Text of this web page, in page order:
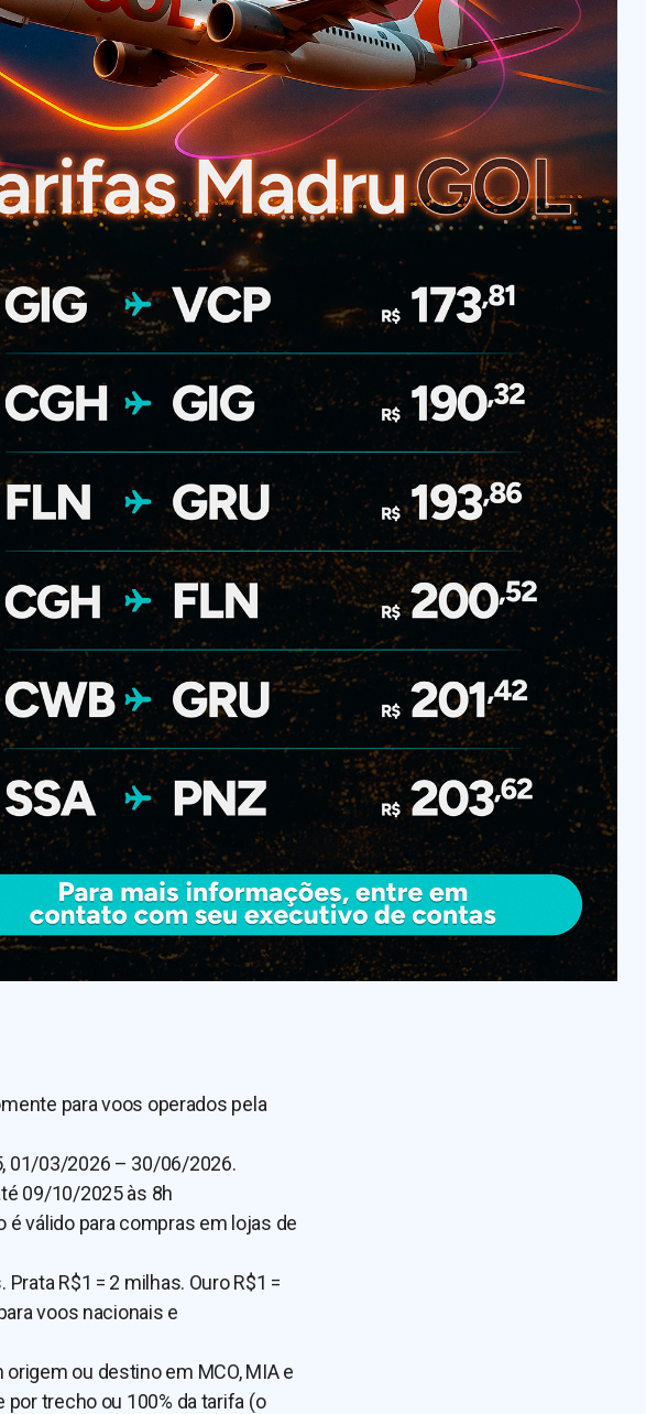
para voos operados pela
01/03/2026 – 30/06/2026.
09/10/2025 às 8h
é válido para compras em lojas de
R$1 = 2 milhas. Ouro R$1 =
voos nacionais e
ou destino em MCO, MIA e
por trecho ou 100% da tarifa (o